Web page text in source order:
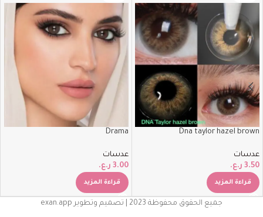
Dna taylor hazel brown
عدسات
3.50 ر.ع.
قراءة المزيد
Drama
عدسات
3.00 ر.ع.
قراءة المزيد
جميع الحقوق محفوظة 2023 | تصميم وتطوير exan.app